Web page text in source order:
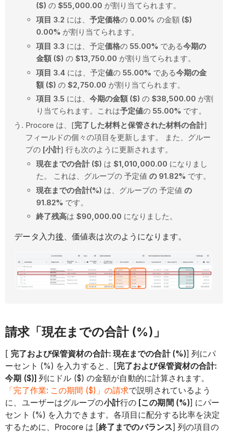
($) の$55,000.00 が割り当てられます。
項目 3.2 には、予定価格の 0.00% の金額 ($)
0.00% が割り当てられます。
項目 3.3 には、予定価格の55.00% である今期の
金額 ($) の$13,750.00 が割り当てられます。
項目 3.4 には、予定値の55.00% である今期の金
額 ($) の$2,750.00 が割り当てられます。
項目 3.5 には、今期の金額 ($) の$38,500.00 が割
り当てられます。これは予定値の55.00% です。
Procore は、[完了した材料と保管された材料の合計]
フィールドの個々の項目を更新します。 また、グルー
プの [小計] 行も次のように更新されます。
現在までの合計 ($) は$1,010,000.00 になりまし
た。 これは、グループの 予定値 の 91.82% です。
現在までの合計(%) は、グループの 予定値 の
91.82% です。
終了残高は$90,000.00 になりました。
データ入力後、価値表は次のようになります。
請求「現在までの合計 (%)」
[ 完了および保管資材の合計: 現在までの合計 (%)] 列にパ
ーセント (%) を入力すると、[完了および保管資材の合計:
今期 ($)] 列にドル ($) の金額が自動的に計算されます。
「完了作業: この期間 ($)」の請求で説明されているよう
に、ユーザーはグループの小計行の [この期間 (%)] にパー
セント (%) を入力できます。各項目に配分する比率を決定
するために、Procore は [終了までのバランス] 列の項目の